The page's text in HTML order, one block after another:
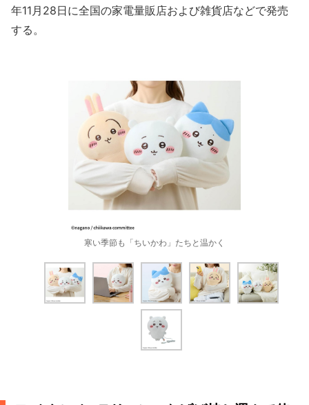
年11月28日に全国の家電量販店および雑貨店などで発売
する。
寒い季節も「ちいかわ」たちと温かく